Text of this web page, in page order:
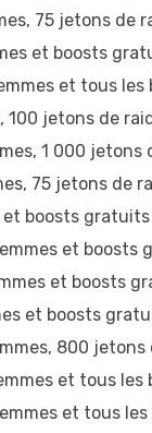
75 jetons de
et boosts
et tous
100 jetons de
1 000
75 jetons de
et boosts gratuits
et boosts
et boosts
et boosts
800
et tous
et tous